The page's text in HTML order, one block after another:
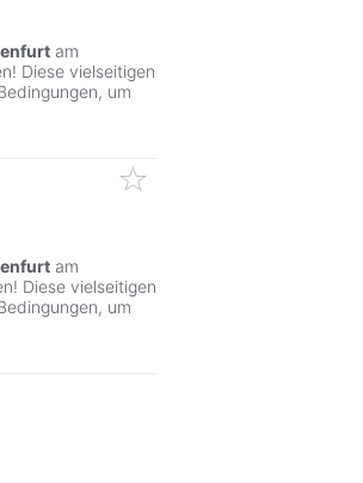
am
Diese vielseitigen
um
am
Diese vielseitigen
um